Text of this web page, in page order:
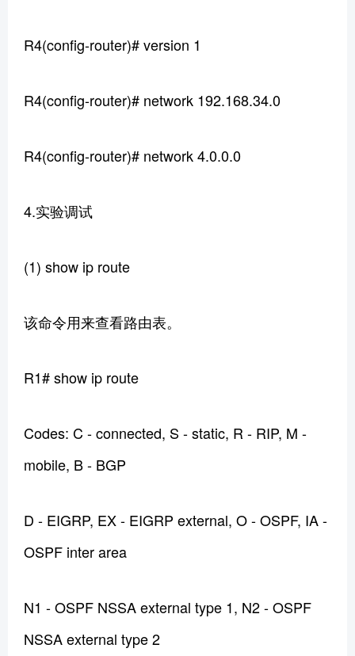
R4(config-router)# version 1
R4(config-router)# network 192.168.34.0
R4(config-router)# network 4.0.0.0
4.实验调试
(1) show ip route
该命令用来查看路由表。
R1# show ip route
Codes: C - connected, S - static, R - RIP, M -
mobile, B - BGP
D - EIGRP, EX - EIGRP external, O - OSPF, IA -
OSPF inter area
N1 - OSPF NSSA external type 1, N2 - OSPF
NSSA external type 2